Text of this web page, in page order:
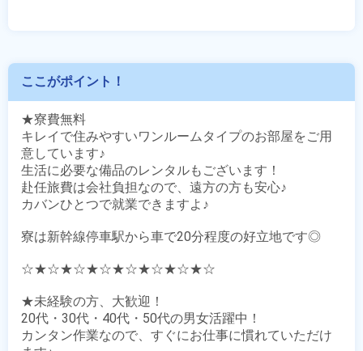
ここがポイント！
★寮費無料
キレイで住みやすいワンルームタイプのお部屋をご用
意しています♪
生活に必要な備品のレンタルもございます！
赴任旅費は会社負担なので、遠方の方も安心♪
カバンひとつで就業できますよ♪
寮は新幹線停車駅から車で20分程度の好立地です◎
☆★☆★☆★☆★☆★☆★☆★☆
★未経験の方、大歓迎！
20代・30代・40代・50代の男女活躍中！
カンタン作業なので、すぐにお仕事に慣れていただけ